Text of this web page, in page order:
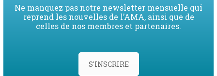
Ne manquez pas notre newsletter mensuelle qui
reprend les nouvelles de l’AMA, ainsi que de
celles de nos membres et partenaires.
S'INSCRIRE